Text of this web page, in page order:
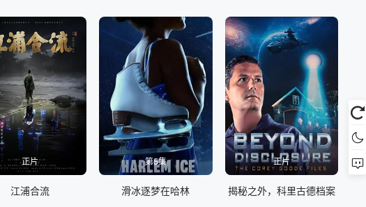
正片
江浦合流
第5集
滑冰逐梦在哈林
正片
揭秘之外，科里古德档案